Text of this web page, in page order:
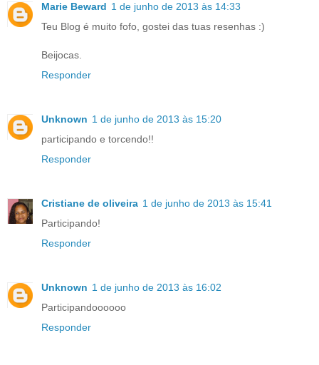
Marie Beward 1 de junho de 2013 às 14:33
Teu Blog é muito fofo, gostei das tuas resenhas :)
Beijocas.
Responder
Unknown 1 de junho de 2013 às 15:20
participando e torcendo!!
Responder
Cristiane de oliveira 1 de junho de 2013 às 15:41
Participando!
Responder
Unknown 1 de junho de 2013 às 16:02
Participandoooooo
Responder